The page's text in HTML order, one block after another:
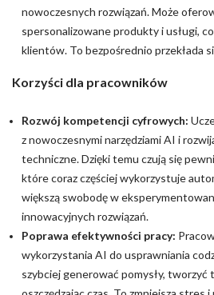
nowoczesnych rozwiązań. Może
spersonalizowane produkty i usługi,
klientów. To bezpośrednio przekłada
Korzyści dla pracowników
Rozwój kompetencji cyfrowych:
z nowoczesnymi narzędziami AI i
techniczne. Dzięki temu czują się
które coraz częściej wykorzystuje
większą swobodę w
innowacyjnych rozwiązań.
Poprawa efektywności pracy:
wykorzystania AI do usprawniania
szybciej generować pomysły, tworzyć